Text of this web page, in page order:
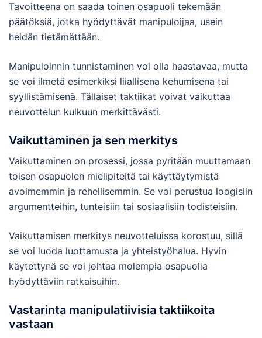
Tavoitteena on saada toinen osapuoli tekemään
päätöksiä, jotka hyödyttävät manipuloijaa, usein
heidän tietämättään.
Manipuloinnin tunnistaminen voi olla haastavaa, mutta
se voi ilmetä esimerkiksi liiallisena kehumisena tai
syyllistämisenä. Tällaiset taktiikat voivat vaikuttaa
neuvottelun kulkuun merkittävästi.
Vaikuttaminen ja sen merkitys
Vaikuttaminen on prosessi, jossa pyritään muuttamaan
toisen osapuolen mielipiteitä tai käyttäytymistä
avoimemmin ja rehellisemmin. Se voi perustua loogisiin
argumentteihin, tunteisiin tai sosiaalisiin todisteisiin.
Vaikuttamisen merkitys neuvotteluissa korostuu, sillä
se voi luoda luottamusta ja yhteistyöhalua. Hyvin
käytettynä se voi johtaa molempia osapuolia
hyödyttäviin ratkaisuihin.
Vastarinta manipulatiivisia taktiikoita
vastaan